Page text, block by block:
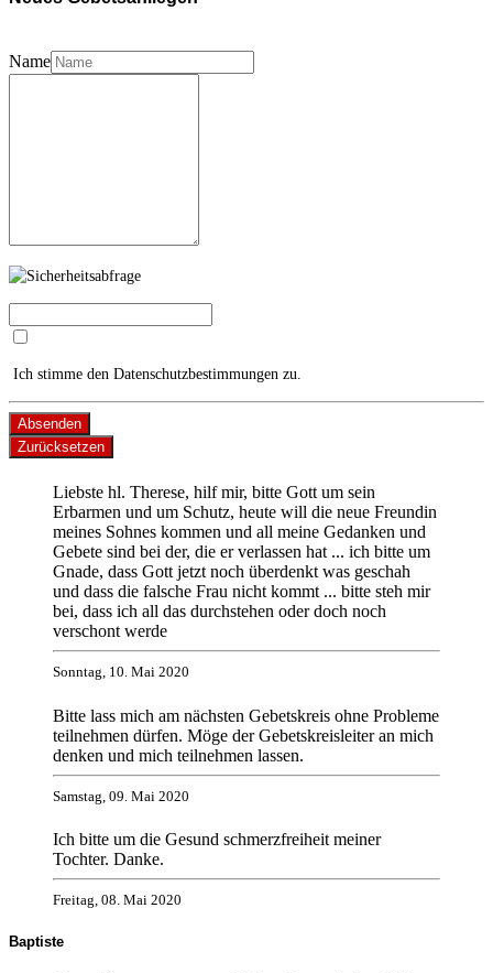
Name
Ich stimme den Datenschutzbestimmungen zu.
Absenden
Zurücksetzen
Liebste hl. Therese, hilf mir, bitte Gott um sein
Erbarmen und um Schutz, heute will die neue Freundin
meines Sohnes kommen und all meine Gedanken und
Gebete sind bei der, die er verlassen hat ... ich bitte um
Gnade, dass Gott jetzt noch überdenkt was geschah
und dass die falsche Frau nicht kommt ... bitte steh mir
bei, dass ich all das durchstehen oder doch noch
verschont werde
Sonntag, 10. Mai 2020
Bitte lass mich am nächsten Gebetskreis ohne Probleme
teilnehmen dürfen. Möge der Gebetskreisleiter an mich
denken und mich teilnehmen lassen.
Samstag, 09. Mai 2020
Ich bitte um die Gesund schmerzfreiheit meiner
Tochter. Danke.
Freitag, 08. Mai 2020
Baptiste